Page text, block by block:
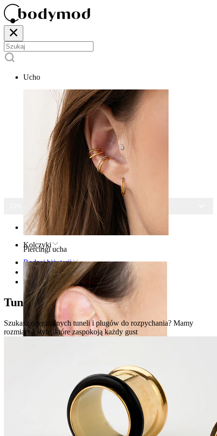
Ucho
Piercingi ucha
15% ZNIŻKI NA CAŁĄ BIŻUTERIĘ
Strona główna
Kolczyki
Rodzaj biżuterii
Rozpychanie
Plugi & Tunele
Tunele i Plugi
Szukasz oryginalnych tuneli i plugów do rozpychania? Mamy
rozmiary i style, które zaspokoją każdy gust